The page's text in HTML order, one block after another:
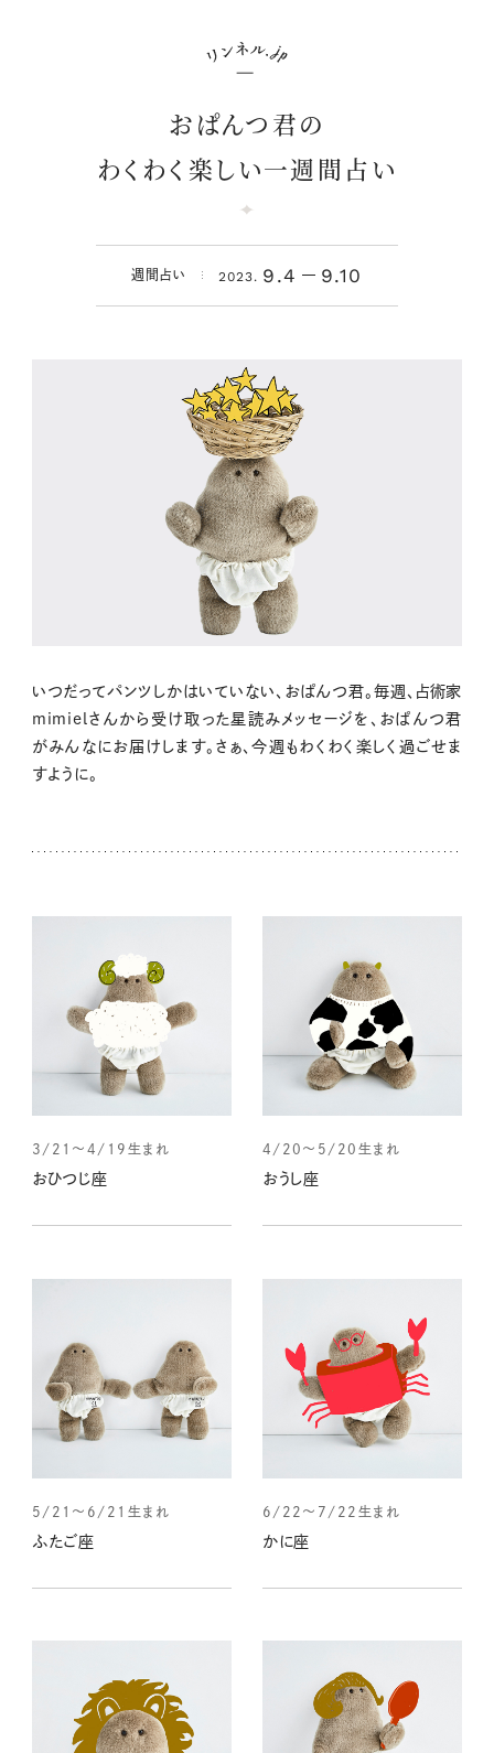
おぱんつ君の
わくわく楽しい一週間占い
週間占い 2023. 9.4 9.10
いつだってパンツしかはいていない、おぱんつ君。毎週、占術家
mimielさんから受け取った星読みメッセージを、おぱんつ君
がみんなにお届けします。さぁ、今週もわくわく楽しく過ごせま
すように。
3/21～4/19生まれ
おひつじ座
4/20～5/20生まれ
おうし座
5/21～6/21生まれ
ふたご座
6/22～7/22生まれ
かに座